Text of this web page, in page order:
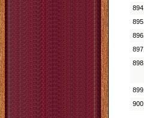
894.
895.
896.
897.
898.
899.
900.